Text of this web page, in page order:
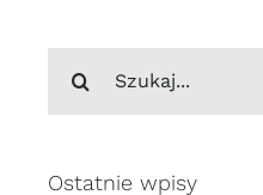
Ostatnie wpisy